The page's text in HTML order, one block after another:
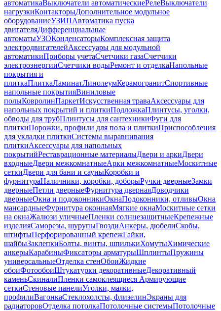
автоматикаВыключатели автоматическиеРелеВыключатели
нагрузкиКонтакторыДополнительное модульное
оборудованиеУЗИПАвтоматика пуска
двигателяДифференциальные
автоматыУЗОКонденсаторыКомплексная защита
электродвигателейАксессуары для модульной
автоматикиПриборы учетаСчетчики газаСчетчики
электроэнергииСчетчики водыРемонт и отделкаНапольные
покрытия и
плиткаПлиткаЛаминатЛинолеумКерамогранитСпортивные
напольные покрытияВиниловые
полыКовролинПаркетИскусственная траваАксессуары для
напольных покрытий и плиткиПодложкаПлинтусы, уголки,
обводы для трубПлинтусы для сантехникиФуги для
плиткиПорожки, профили для пола и плиткиПриспособления
для укладки плиткиСистемы выравнивания
плиткиАксессуары для напольных
покрытийРеставрационные материалыДвери и аркиДвери
входныеДвери межкомнатныеАрки межкомнатныеМоскитные
сеткиДвери для бани и сауныКоробки и
фурнитураНаличники, коробки, доборыРучки дверныеЗамки
дверныеПетли дверныеФурнитура двернаяДоводчики
дверныеОкна и подоконникиОкнаПодоконники, отливыОкна
мансардныеФурнитура оконнаяМягкие окнаМоскитные сетки
на окнаЖалюзи уличныеПленки солнцезащитныеКрепежные
изделияСаморезы, шурупыГвоздиАнкеры, дюбелиСкобы,
штифтыПерфорированный крепежГайки,
шайбыЗаклепкиБолты, винты, шпилькиХомутыХимические
анкерыКарабиныФиксаторы арматурыШплинтыПружины
универсальныеОтделка стенОбоиЖидкие
обоиФотообоиШтукатурки декоративныеДекоративный
каменьСкиналиПленки самоклеящиеся Армирующие
сеткиСтеновые панелиУголки, маяки,
профилиВагонкаСтеклохолсты, флизелинЭкраны для
радиаторовОтделка потолкаПотолочные системыПотолочные